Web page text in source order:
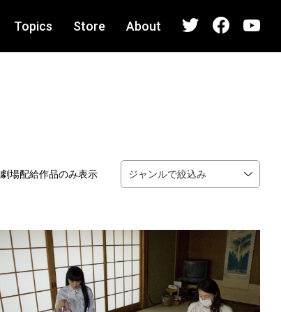
Topics Store About
劇場配給作品のみ表示